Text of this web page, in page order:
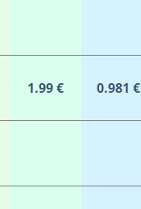
1.99 € 0.981 €